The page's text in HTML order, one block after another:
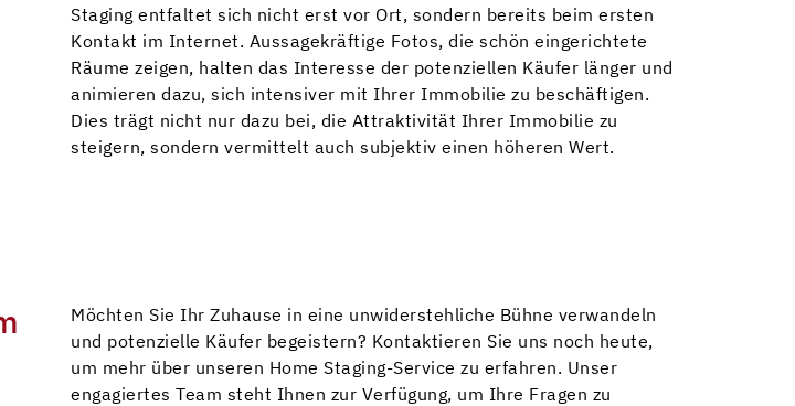
Staging entfaltet sich nicht erst vor Ort, sondern bereits beim ersten
Kontakt im Internet. Aussagekräftige Fotos, die schön eingerichtete
Räume zeigen, halten das Interesse der potenziellen Käufer länger und
animieren dazu, sich intensiver mit Ihrer Immobilie zu beschäftigen.
Dies trägt nicht nur dazu bei, die Attraktivität Ihrer Immobilie zu
steigern, sondern vermittelt auch subjektiv einen höheren Wert.
Möchten Sie Ihr Zuhause in eine unwiderstehliche Bühne verwandeln
und potenzielle Käufer begeistern? Kontaktieren Sie uns noch heute,
um mehr über unseren Home Staging-Service zu erfahren. Unser
engagiertes Team steht Ihnen zur Verfügung, um Ihre Fragen zu